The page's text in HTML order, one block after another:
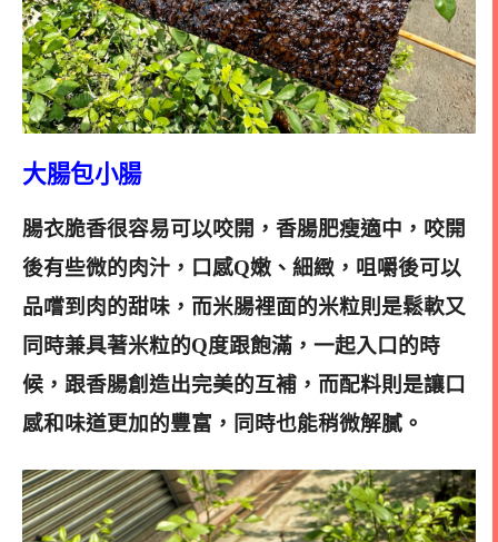
大腸包小腸
腸衣脆香很容易可以咬開，香腸肥瘦適中，咬開
後有些微的肉汁，口感Q嫩、細緻，咀嚼後可以
品嚐到肉的甜味，而米腸裡面的米粒則是鬆軟又
同時兼具著米粒的Q度跟飽滿，一起入口的時
候，跟香腸創造出完美的互補，而配料則是讓口
感和味道更加的豐富，同時也能稍微解膩。